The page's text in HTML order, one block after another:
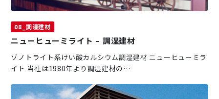
08_調湿建材
ニューヒューミライト – 調湿建材
ゾノトライト系けい酸カルシウム調湿建材 ニューヒューミラ
イト 当社は1980年より調湿建材の…